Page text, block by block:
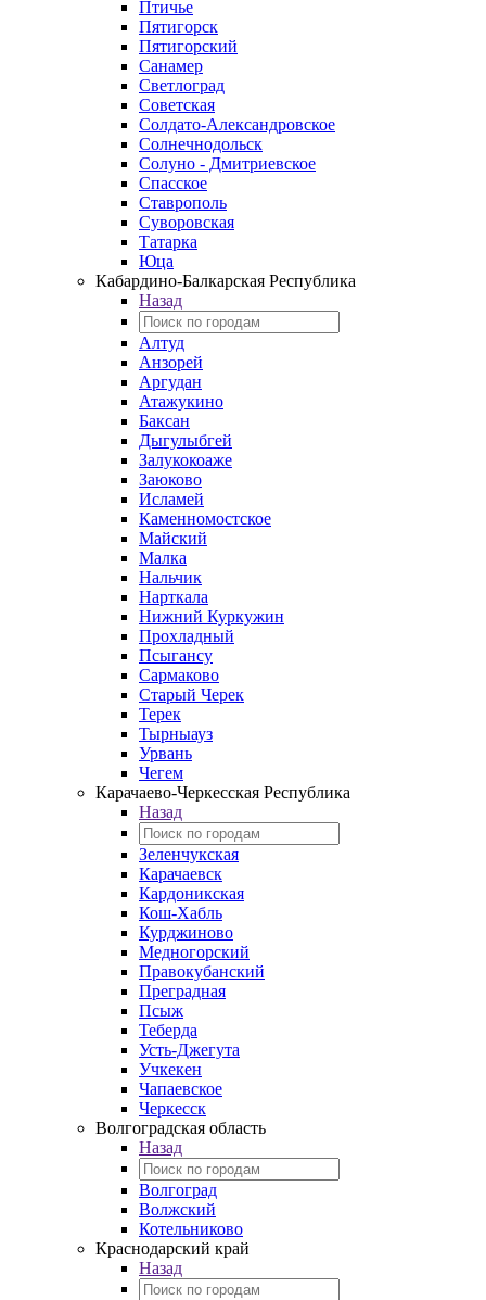
Птичье
Пятигорск
Пятигорский
Санамер
Светлоград
Советская
Солдато-Александровское
Солнечнодольск
Солуно - Дмитриевское
Спасское
Ставрополь
Суворовская
Татарка
Юца
Кабардино‑Балкарская Республика
Назад
Алтуд
Анзорей
Аргудан
Атажукино
Баксан
Дыгулыбгей
Залукокоаже
Заюково
Исламей
Каменномостское
Майский
Малка
Нальчик
Нарткала
Нижний Куркужин
Прохладный
Псыгансу
Сармаково
Старый Черек
Терек
Тырныауз
Урвань
Чегем
Карачаево-Черкесская Республика
Назад
Зеленчукская
Карачаевск
Кардоникская
Кош-Хабль
Курджиново
Медногорский
Правокубанский
Преградная
Псыж
Теберда
Усть-Джегута
Учкекен
Чапаевское
Черкесск
Волгоградская область
Назад
Волгоград
Волжский
Котельниково
Краснодарский край
Назад